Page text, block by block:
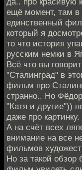
ещё момент, там в
единственный
который я
то что история
русским немки в
Всё что вы
"Сталинград" в
фильм про
странно.. Но
"Катя и другие"))
даже про картинку.
А на счёт всех
внимание на все
фильмов
Но за такой обзор